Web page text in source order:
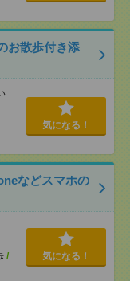
お散歩付き添
気になる！
などスマホの
/
気になる！